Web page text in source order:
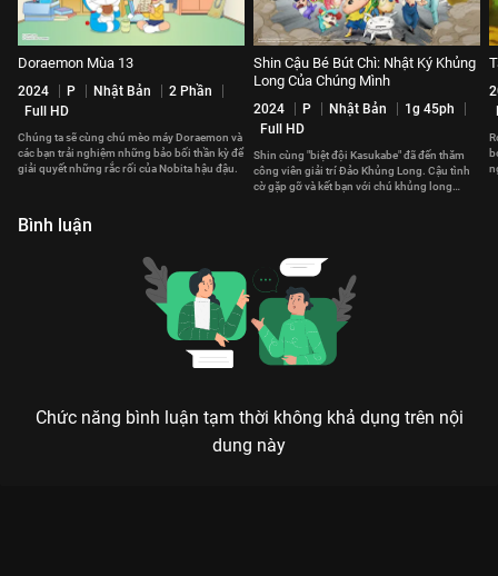
Doraemon Mùa 13
2024 P Nhật Bản
2 Phần
Full HD
Chúng ta sẽ cùng chú mèo máy Doraemon và
các bạn trải nghiệm những bảo bối thần kỳ để
giải quyết những rắc rối của Nobita hậu đậu.
Shin Cậu Bé Bút Chì: Nhật Ký Khủng
Long Của Chúng Mình
2024 P Nhật Bản
1g 45ph
Full HD
Shin cùng "biệt đội Kasukabe" đã đến thăm
công viên giải trí Đảo Khủng Long. Cậu tình
cờ gặp gỡ và kết bạn với chú khủng long
Bình luận
Chức năng bình luận tạm thời không khả dụng trên nội
dung này